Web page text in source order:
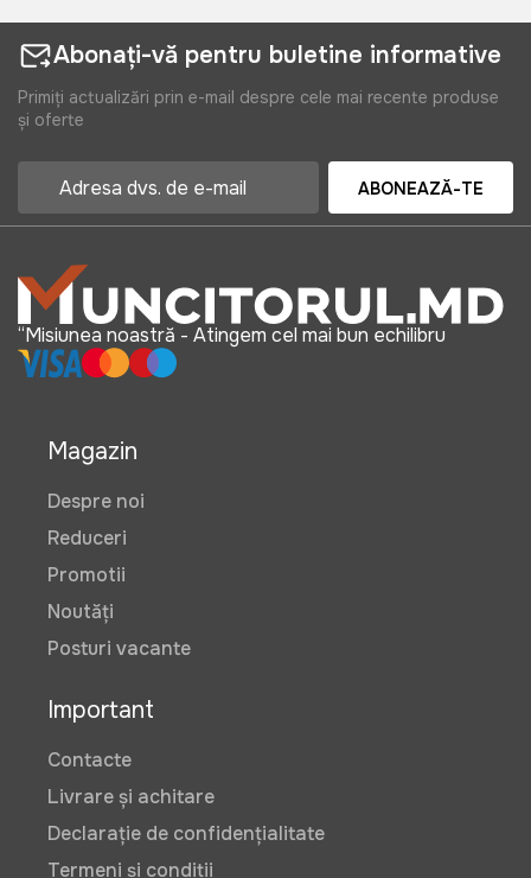
Abonați-vă pentru buletine informative
Primiți actualizări prin e-mail despre cele mai recente produse
și oferte
ABONEAZĂ-TE
“Misiunea noastră - Atingem cel mai bun echilibru
Magazin
Despre noi
Reduceri
Promotii
Noutăți
Posturi vacante
Important
Contacte
Livrare și achitare
Declarație de confidențialitate
Termeni și condiții